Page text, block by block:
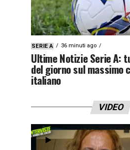
SERIE A 36 minuti ago
Ultime Notizie Serie A:
del giorno sul massimo
italiano
VIDEO